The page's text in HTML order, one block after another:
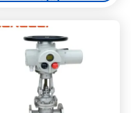
Μείωσης Στροφών